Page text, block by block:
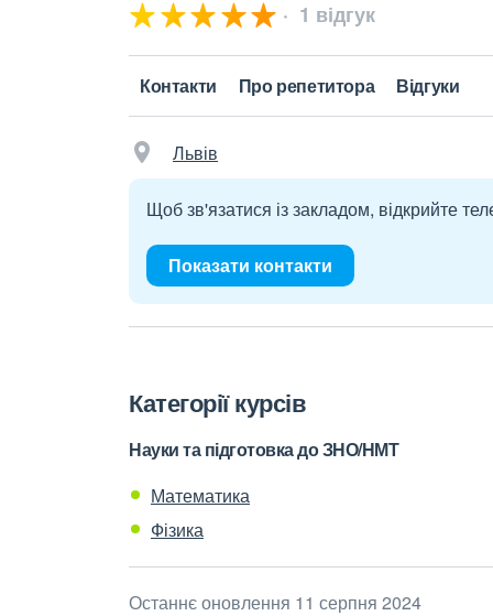
1 відгук
Контакти Про репетитора Відгуки
Львів
Щоб зв'язатися із закладом, відкрийте
Показати контакти
Категорії курсів
Науки та підготовка до ЗНО/НМТ
Математика
Фізика
Останнє оновлення 11 серпня 2024